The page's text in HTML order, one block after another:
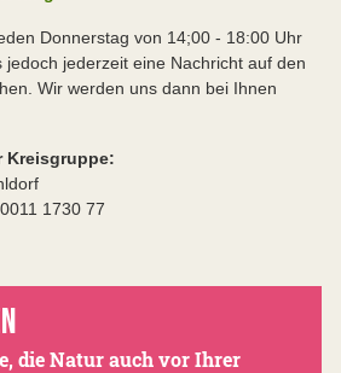
Donnerstag von 14;00 - 18:00 Uhr
jedoch jederzeit eine Nachricht auf den
Wir werden uns dann bei Ihnen
Kreisgruppe:
1730 77
die Natur auch vor Ihrer